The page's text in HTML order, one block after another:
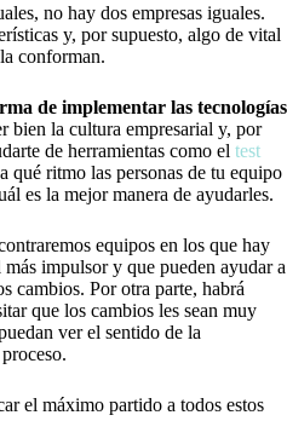
no hay dos empresas iguales.
y, por supuesto, algo de vital
conforman.
de implementar las tecnologías
bien la cultura empresarial y, por
de herramientas como el test
qué ritmo las personas de tu equipo
es la mejor manera de ayudarles.
equipos en los que hay
impulsor y que pueden ayudar a
cambios. Por otra parte, habrá
que los cambios les sean muy
ver el sentido de la
el máximo partido a todos estos